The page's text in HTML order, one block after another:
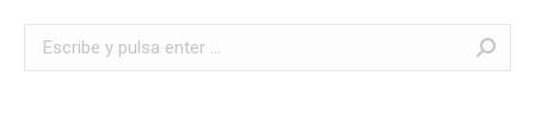
Buscar: